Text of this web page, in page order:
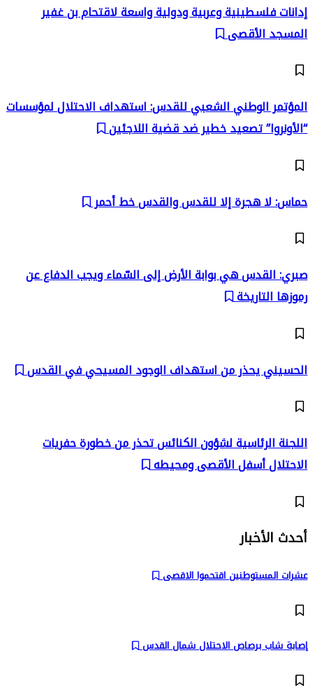
إدانات فلسطينية وعربية ودولية واسعة لاقتحام بن غفير
المسجد الأقصى
المؤتمر الوطني الشعبي للقدس: استهداف الاحتلال لمؤسسات
“الأونروا” تصعيد خطير ضد قضية اللاجئين
حماس: لا هجرة إلا للقدس والقدس خط أحمر
صبري: القدس هي بوابة الأرض إلى السّماء ويجب الدفاع عن
رموزها التاريخة
الحسيني يحذر من استهداف الوجود المسيحي في القدس
اللجنة الرئاسية لشؤون الكنائس تحذر من خطورة حفريات
الاحتلال أسفل الأقصى ومحيطه
أحدث الأخبار
عشرات المستوطنين اقتحموا الاقصى
إصابة شاب برصاص الاحتلال شمال القدس